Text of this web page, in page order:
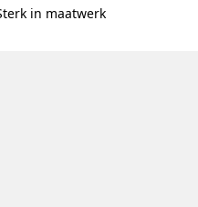
in maatwerk